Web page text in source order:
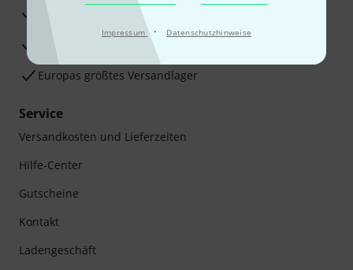
Impressum · Datenschutzhinweise
Beratung durch Fachexperten
Zufriedenheitsgarantie
Europas größtes Versandlager
Service
Versandkosten und Lieferzeiten
Hilfe-Center
Gutscheine
Kontakt
Ladengeschäft